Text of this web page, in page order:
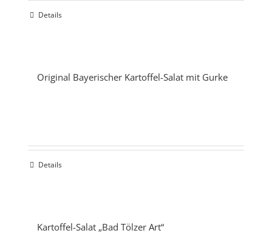
Details
Original Bayerischer Kartoffel-Salat mit Gurke
Details
Kartoffel-Salat „Bad Tölzer Art“